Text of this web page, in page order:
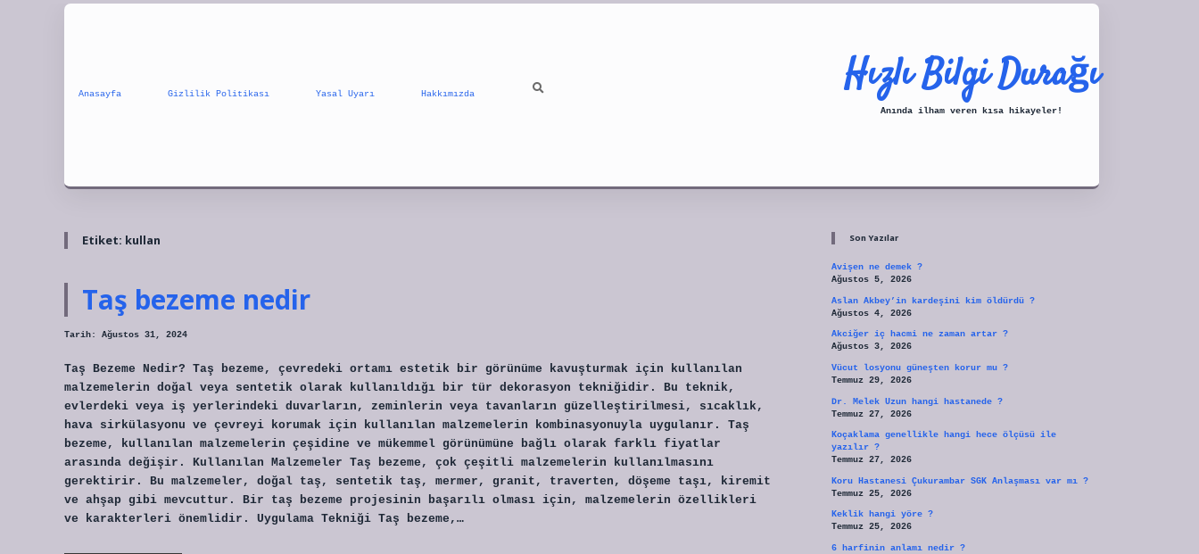
Anasayfa Gizlilik Politikası Yasal Uyarı Hakkımızda Hızlı Bilgi Durağı
Anında ilham veren kısa hikayeler!
Etiket: kullan
Taş bezeme nedir
Tarih: Ağustos 31, 2024
Taş Bezeme Nedir? Taş bezeme, çevredeki ortamı estetik bir görünüme kavuşturmak için kullanılan
malzemelerin doğal veya sentetik olarak kullanıldığı bir tür dekorasyon tekniğidir. Bu teknik,
evlerdeki veya iş yerlerindeki duvarların, zeminlerin veya tavanların güzelleştirilmesi, sıcaklık,
hava sirkülasyonu ve çevreyi korumak için kullanılan malzemelerin kombinasyonuyla uygulanır. Taş
bezeme, kullanılan malzemelerin çeşidine ve mükemmel görünümüne bağlı olarak farklı fiyatlar
arasında değişir. Kullanılan Malzemeler Taş bezeme, çok çeşitli malzemelerin kullanılmasını
gerektirir. Bu malzemeler, doğal taş, sentetik taş, mermer, granit, traverten, döşeme taşı, kiremit
ve ahşap gibi mevcuttur. Bir taş bezeme projesinin başarılı olması için, malzemelerin özellikleri
ve karakterleri önemlidir. Uygulama Tekniği Taş bezeme,…
Son Yazılar
Avişen ne demek ?
Ağustos 5, 2026
Aslan Akbey’in kardeşini kim öldürdü ?
Ağustos 4, 2026
Akciğer iç hacmi ne zaman artar ?
Ağustos 3, 2026
Vücut losyonu güneşten korur mu ?
Temmuz 29, 2026
Dr. Melek Uzun hangi hastanede ?
Temmuz 27, 2026
Koçaklama genellikle hangi hece ölçüsü ile
yazılır ?
Temmuz 27, 2026
Koru Hastanesi Çukurambar SGK Anlaşması var mı ?
Temmuz 25, 2026
Keklik hangi yöre ?
Temmuz 25, 2026
6 harfinin anlamı nedir ?